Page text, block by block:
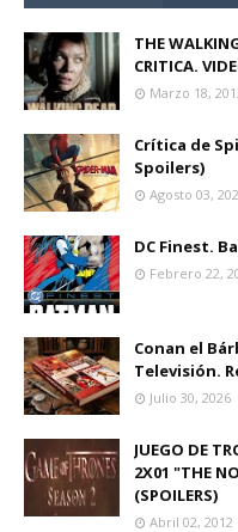
THE
CRITICA.
Marzo 18,
Crítica de
Spoilers)
Agosto 03,
DC Finest.
Febrero 22,
Conan el
Televisión.
Julio 30, 2026
JUEGO DE
2X01 "THE
(SPOILERS)
Abril 02, 2012